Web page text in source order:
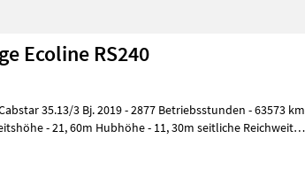
Ecoline RS240
35.13/3 Bj. 2019 - 2877 Betriebsstunden - 63573 km
- 21, 60m Hubhöhe - 11, 30m seitliche Reichweite